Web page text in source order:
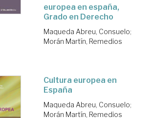
europea en españa,
Grado en Derecho
Maqueda Abreu, Consuelo;
Morán Martín, Remedios
Cultura europea en
España
Maqueda Abreu, Consuelo;
Morán Martín, Remedios